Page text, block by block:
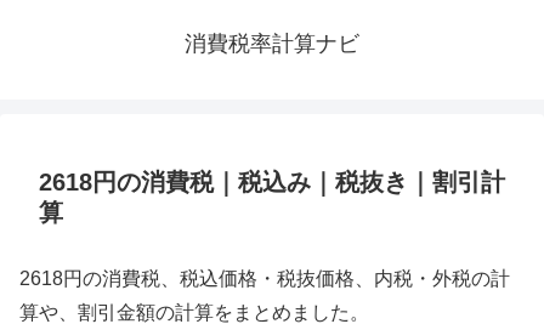
消費税率計算ナビ
2618円の消費税｜税込み｜税抜き｜割引計
算
2618円の消費税、税込価格・税抜価格、内税・外税の計
算や、割引金額の計算をまとめました。